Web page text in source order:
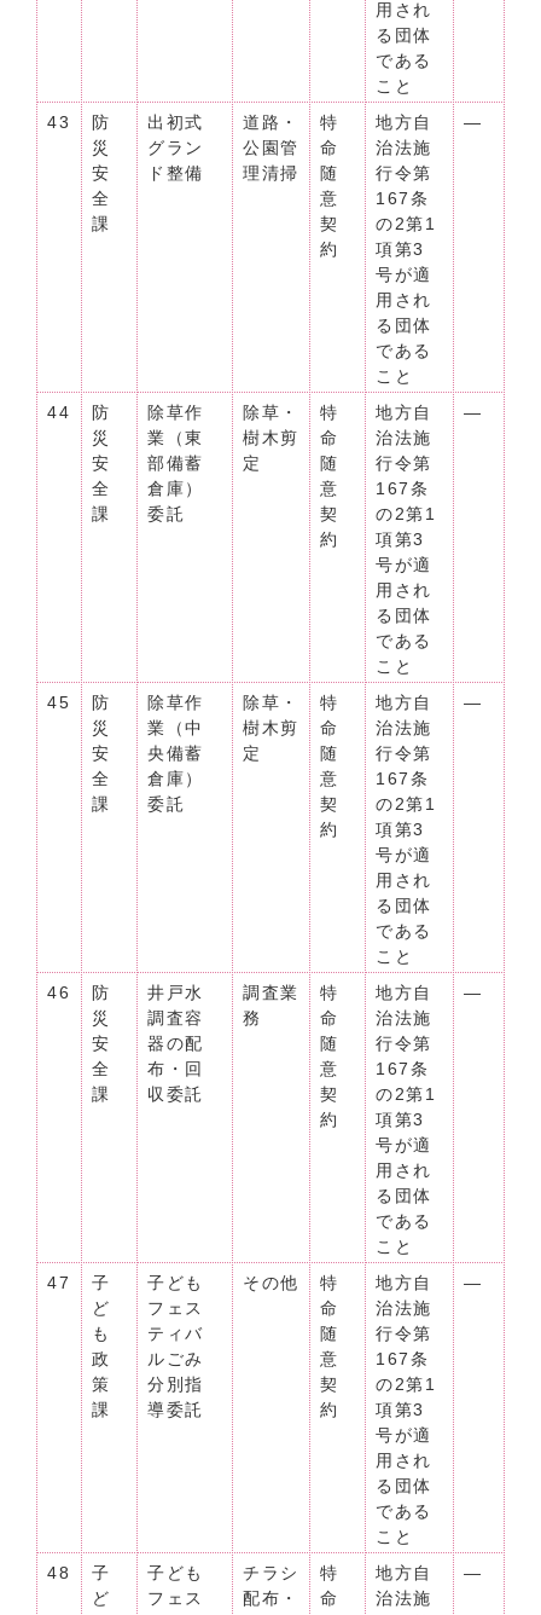
用され
る団体
である
こと
43
防
災
安
全
課
出初式
グラン
ド整備
道路・
公園管
理清掃
特
命
随
意
契
約
地方自
治法施
行令第
167条
の2第1
項第3
号が適
用され
る団体
である
こと
―
44
防
災
安
全
課
除草作
業（東
部備蓄
倉庫）
委託
除草・
樹木剪
定
特
命
随
意
契
約
地方自
治法施
行令第
167条
の2第1
項第3
号が適
用され
る団体
である
こと
―
45
防
災
安
全
課
除草作
業（中
央備蓄
倉庫）
委託
除草・
樹木剪
定
特
命
随
意
契
約
地方自
治法施
行令第
167条
の2第1
項第3
号が適
用され
る団体
である
こと
―
46
防
災
安
全
課
井戸水
調査容
器の配
布・回
収委託
調査業
務
特
命
随
意
契
約
地方自
治法施
行令第
167条
の2第1
項第3
号が適
用され
る団体
である
こと
―
47
子
ど
も
政
策
課
子ども
フェス
ティバ
ルごみ
分別指
導委託
その他
特
命
随
意
契
約
地方自
治法施
行令第
167条
の2第1
項第3
号が適
用され
る団体
である
こと
―
48
子
ど
子ども
フェス
チラシ
配布・
特
命
地方自
治法施
―